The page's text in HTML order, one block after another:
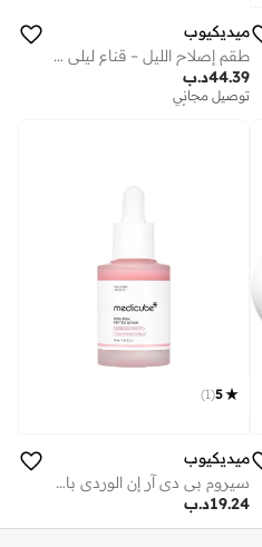
ميديكيوب
طقم إصلاح الليل – قناع ليلي لشد الكولاجين + سيروم ديب فيتا أ بالريتينول + سيروم بي دي آر إن ببتيد وردي 30 مل
د.ب44.39
توصيل مجاني
توفير على الأطقم
5
(
1
)
ميديكيوب
سيروم بي دي آر إن الوردي بالبيبتايد
د.ب19.24